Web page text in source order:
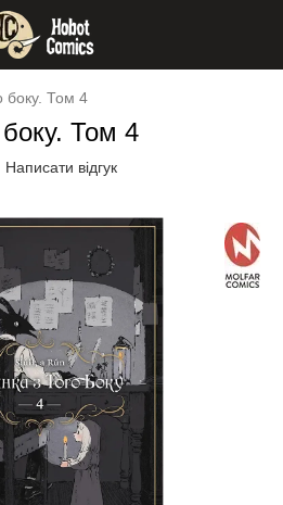
боку. Том 4
боку. Том 4
Написати відгук